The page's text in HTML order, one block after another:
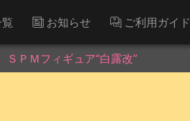
お知らせ ご利用ガイド
ＰＭフィギュア“白露改”